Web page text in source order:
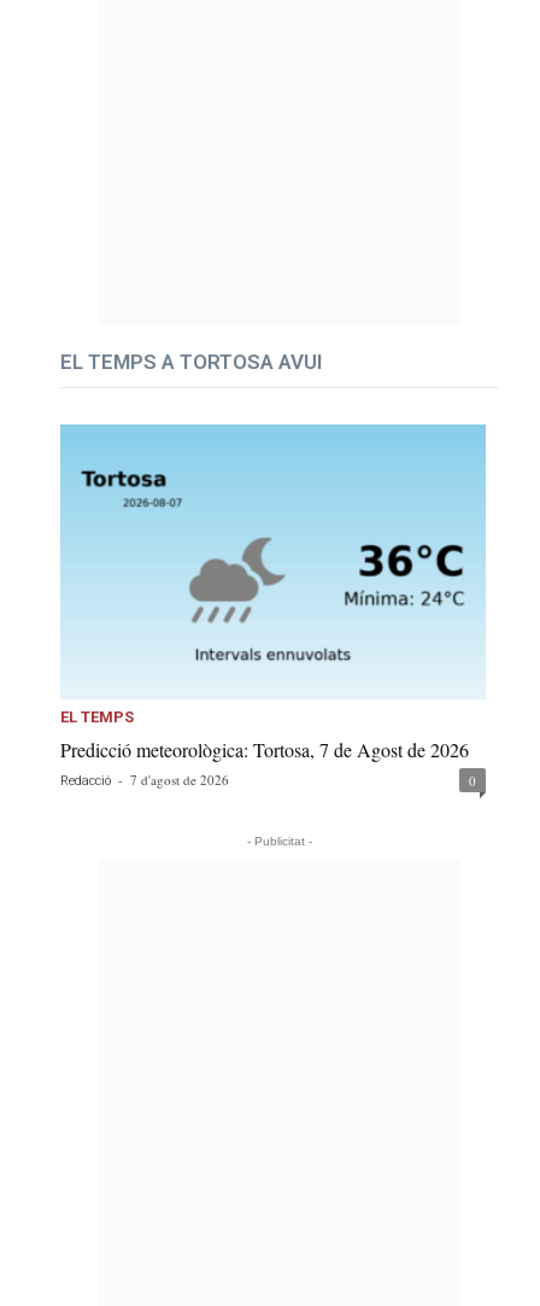
EL TEMPS A TORTOSA AVUI
EL TEMPS
Predicció meteorològica: Tortosa, 7 de Agost de 2026
Redacció - 7 d'agost de 2026 0
- Publicitat -